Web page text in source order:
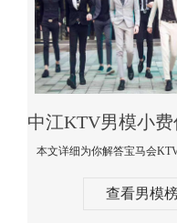
查看男模